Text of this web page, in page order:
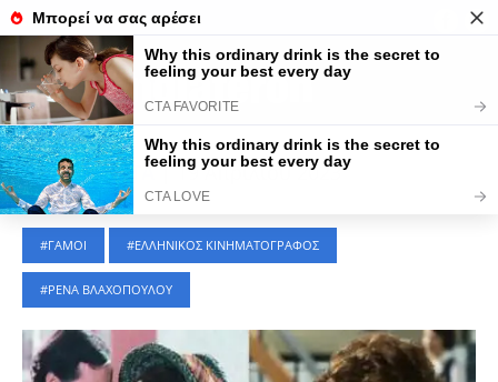
Τελευταίες Ειδήσεις
ΑΦΙΕΡΩΜΑΤΑ|19 Απριλίου 2023
ΓΑΜΟΙ ΕΛΛΗΝΙΚΟΣ ΚΙΝΗΜΑΤΟΓΡΑΦΟΣ
ΡΕΝΑ ΒΛΑΧΟΠΟΥΛΟΥ